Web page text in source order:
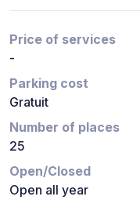
Price of services
-
Parking cost
Gratuit
Number of places
25
Open/Closed
Open all year